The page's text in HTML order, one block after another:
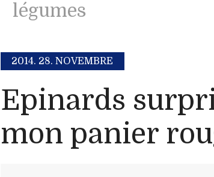
légumes
2014. 28. NOVEMBRE
Epinards
mon panier